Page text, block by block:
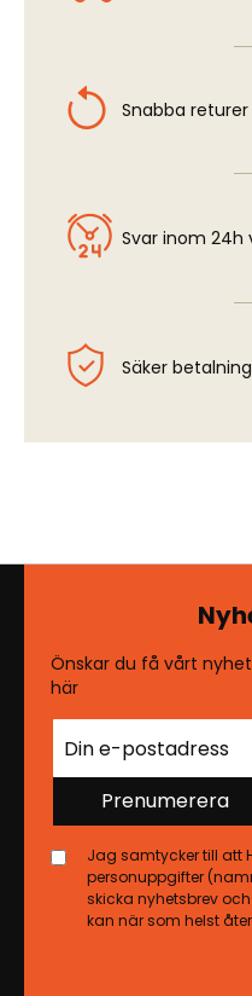
Snabba returer
Svar inom 24h
Säker betalning
Önskar du få vårt
här
Prenumerera
Jag samtycker till att
personuppgifter
skicka nyhetsbrev
kan när som helst